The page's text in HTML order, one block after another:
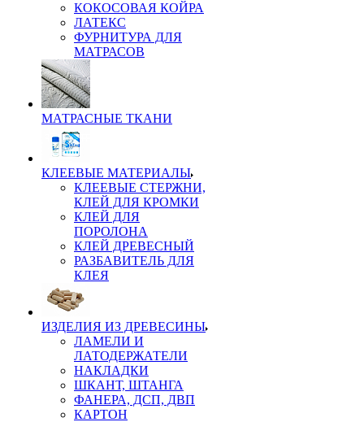
КОКОСОВАЯ КОЙРА
ЛАТЕКС
ФУРНИТУРА ДЛЯ
МАТРАСОВ
МАТРАСНЫЕ ТКАНИ
КЛЕЕВЫЕ МАТЕРИАЛЫ
КЛЕЕВЫЕ СТЕРЖНИ,
КЛЕЙ ДЛЯ КРОМКИ
КЛЕЙ ДЛЯ
ПОРОЛОНА
КЛЕЙ ДРЕВЕСНЫЙ
РАЗБАВИТЕЛЬ ДЛЯ
КЛЕЯ
ИЗДЕЛИЯ ИЗ ДРЕВЕСИНЫ
ЛАМЕЛИ И
ЛАТОДЕРЖАТЕЛИ
НАКЛАДКИ
ШКАНТ, ШТАНГА
ФАНЕРА, ДСП, ДВП
КАРТОН